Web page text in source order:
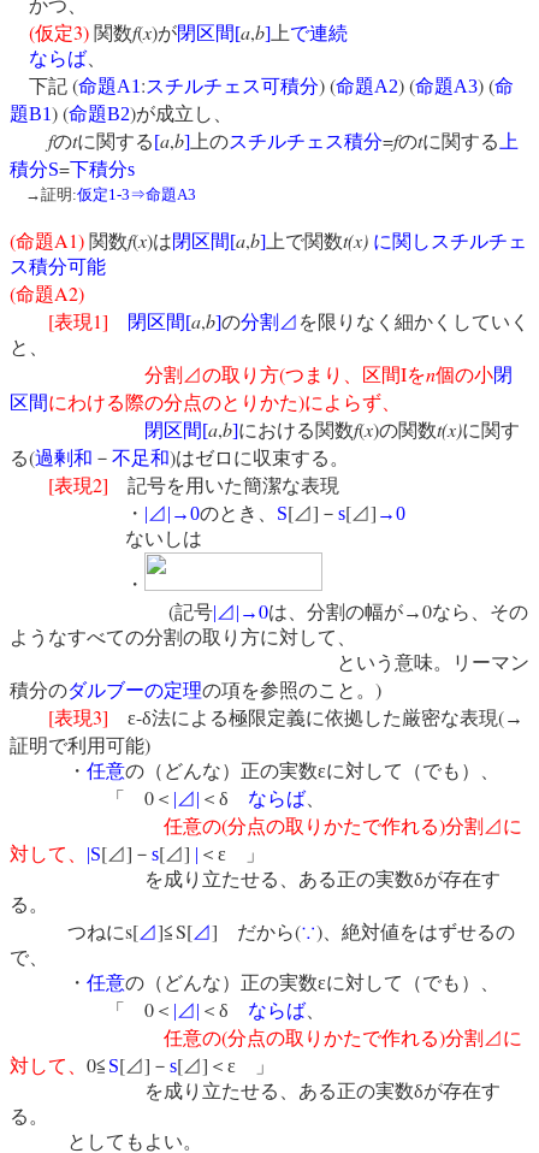
かつ、
(仮定3) 関数f(x)が閉区間[a,b] 上で連続
ならば
下記 (命題A1 :スチルチェス可積分) (命題A2) (命題A3) (命
題B1) (命題B2)が成立し、
fのtに関する[a,b] 上のスチルチェス積分=fのtに関する 上
積分S=下積分s
→証明:仮定1-3⇒命題A3
(命題A1) 関数f(x)は閉区間[a,b] 上で関数t(x) に関しスチルチェ
ス積分可能
(命題A2)
[表現 1] 閉区間[a,b]の分割⊿ を限りなく細かくしていく
と、
分割⊿の取り方(つまり、区間Iをn個の小閉
区間にわける際の分点のとりかた)によらず、
閉区間[a,b]における関数f(x)の関数t(x)に関す
る(過剰和 － 不足和)はゼロに収束する。
[表現2] 記号を用いた簡潔な表現
・ | ⊿| →0のとき、 S[⊿] － s[⊿] →0
ないしは
・
(記号| ⊿| →0は、分割の幅が→0なら、その
ようなすべての分割の取り方に対して、
という意味。リーマン
積分のダルブーの定理の項を参照のこと。 )
[表現3] ε-δ法による極限定義に依拠した厳密な表現(→
証明で利用可能)
・ 任意の（どんな）正の実数εに対して（でも）、
「 0 ＜ | ⊿| ＜δ ならば
任意の(分点の取りかたで作れる)分割⊿に
対して、 |S[⊿] － s[⊿] | ＜ε 」
を成り立たせる、ある正の実数δが存在す
る。
つねにs[⊿]≦S[⊿] だから(∵) 、絶対値をはずせるの
で、
・ 任意の（どんな）正の実数εに対して（でも）、
「 0 ＜ | ⊿| ＜δ ならば
任意の(分点の取りかたで作れる)分割⊿に
対して、 0≦ S[⊿] － s[⊿] ＜ε 」
を成り立たせる、ある正の実数δが存在す
る。
としてもよい。